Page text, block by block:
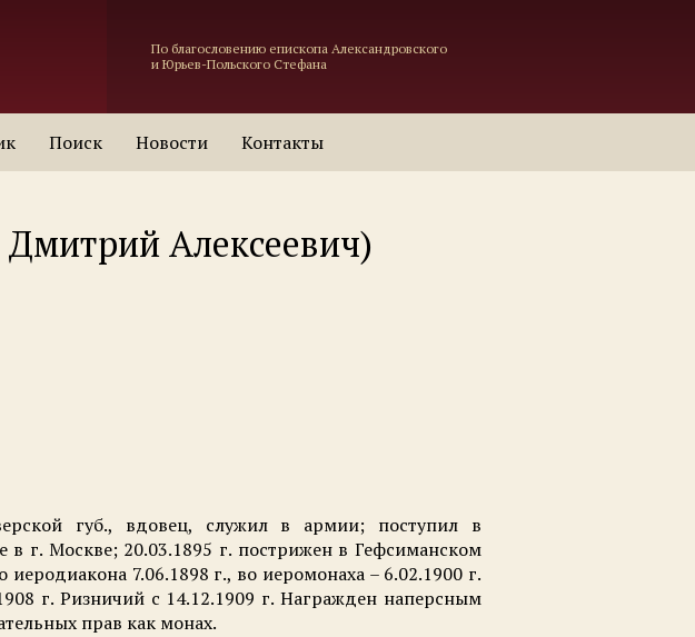
По благословению епископа Александровского
и Юрьев-Польского Стефана
Поиск Новости Контакты
Алексеевич)
губ., вдовец, служил в армии; поступил в
г. Москве; 20.03.1895 г. пострижен в Гефсиманском
7.06.1898 г., во иеромонаха – 6.02.1900 г.
г. Ризничий с 14.12.1909 г. Награжден наперсным
прав как монах.